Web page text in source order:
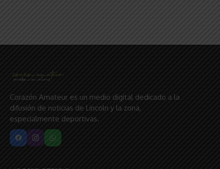
Corazón Amateur es un medio digital dedicado a la
difusión de noticias de Lincoln y la zona,
especialmente deportivas.